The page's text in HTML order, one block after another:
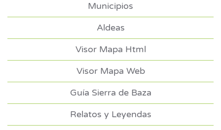
Municipios
Aldeas
Visor Mapa Html
Visor Mapa Web
Guía Sierra de Baza
Relatos y Leyendas